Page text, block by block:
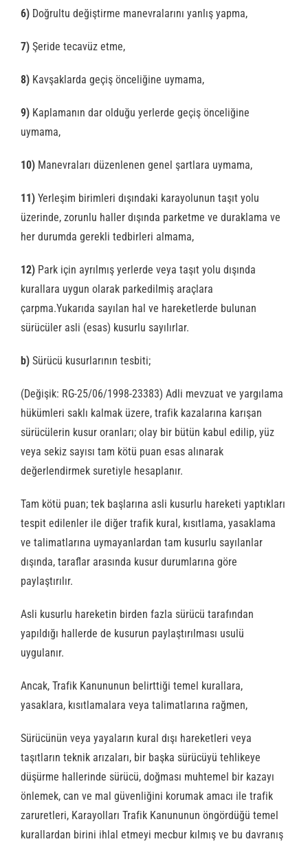
6) Doğrultu değiştirme manevralarını yanlış yapma,
7) Şeride tecavüz etme,
8) Kavşaklarda geçiş önceliğine uymama,
9) Kaplamanın dar olduğu yerlerde geçiş önceliğine
uymama,
10) Manevraları düzenlenen genel şartlara uymama,
11) Yerleşim birimleri dışındaki karayolunun taşıt yolu
üzerinde, zorunlu haller dışında parketme ve duraklama ve
her durumda gerekli tedbirleri almama,
12) Park için ayrılmış yerlerde veya taşıt yolu dışında
kurallara uygun olarak parkedilmiş araçlara
çarpma.Yukarıda sayılan hal ve hareketlerde bulunan
sürücüler asli (esas) kusurlu sayılırlar.
b) Sürücü kusurlarının tesbiti;
(Değişik: RG-25/06/1998-23383) Adli mevzuat ve yargılama
hükümleri saklı kalmak üzere, trafik kazalarına karışan
sürücülerin kusur oranları; olay bir bütün kabul edilip, yüz
veya sekiz sayısı tam kötü puan esas alınarak
değerlendirmek suretiyle hesaplanır.
Tam kötü puan; tek başlarına asli kusurlu hareketi yaptıkları
tespit edilenler ile diğer trafik kural, kısıtlama, yasaklama
ve talimatlarına uymayanlardan tam kusurlu sayılanlar
dışında, taraflar arasında kusur durumlarına göre
paylaştırılır.
Asli kusurlu hareketin birden fazla sürücü tarafından
yapıldığı hallerde de kusurun paylaştırılması usulü
uygulanır.
Ancak, Trafik Kanununun belirttiği temel kurallara,
yasaklara, kısıtlamalara veya talimatlarına rağmen,
Sürücünün veya yayaların kural dışı hareketleri veya
taşıtların teknik arızaları, bir başka sürücüyü tehlikeye
düşürme hallerinde sürücü, doğması muhtemel bir kazayı
önlemek, can ve mal güvenliğini korumak amacı ile trafik
zaruretleri, Karayolları Trafik Kanununun öngördüğü temel
kurallardan birini ihlal etmeyi mecbur kılmış ve bu davranış